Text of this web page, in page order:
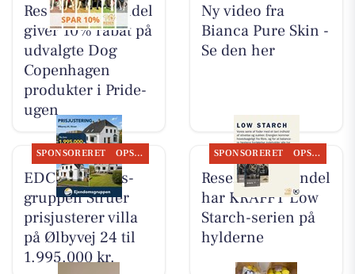
Resen Landhandel
giver 10% rabat på
udvalgte Dog
Copenhagen
produkter i Pride-
ugen
Ny video fra
Bianca Pure Skin -
Se den her
SPONSORERET OPSLAGSTAVLEN
EDC Ejen­doms­
grup­pen Struer
prisjusterer villa
på Ølbyvej 24 til
1.995.000 kr.
SPONSORERET OPSLAGSTAVLEN
Resen Landhandel
har KRAFFT Low
Starch-serien på
hylderne